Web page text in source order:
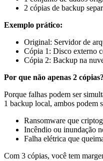
2 cópias de backup
Exemplo prático:
Original: Servidor de
Cópia 1: Disco externo
Cópia 2: Backup na
Por que não apenas 2 cópias?
Porque falhas podem ser
1 backup local, ambos podem
Ransomware que
Incêndio ou inundação
Falha elétrica que
Com 3 cópias, você tem